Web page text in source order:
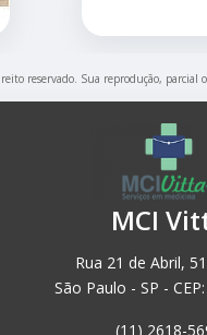
reservado. Sua reprodução,
MCI
Rua 21 de Abril,
São Paulo - SP -
(11) 2618-